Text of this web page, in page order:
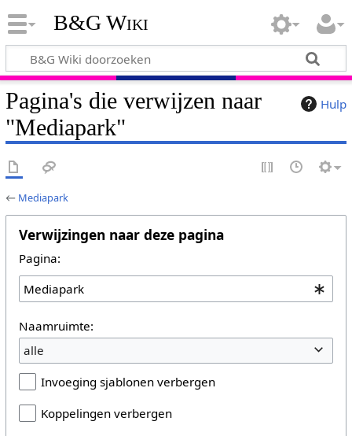
B&G Wiki
Hulp
Pagina's die verwijzen naar
"Mediapark"
← Mediapark
Verwijzingen naar deze pagina
Pagina:
Naamruimte:
alle
Invoeging sjablonen verbergen
Koppelingen verbergen